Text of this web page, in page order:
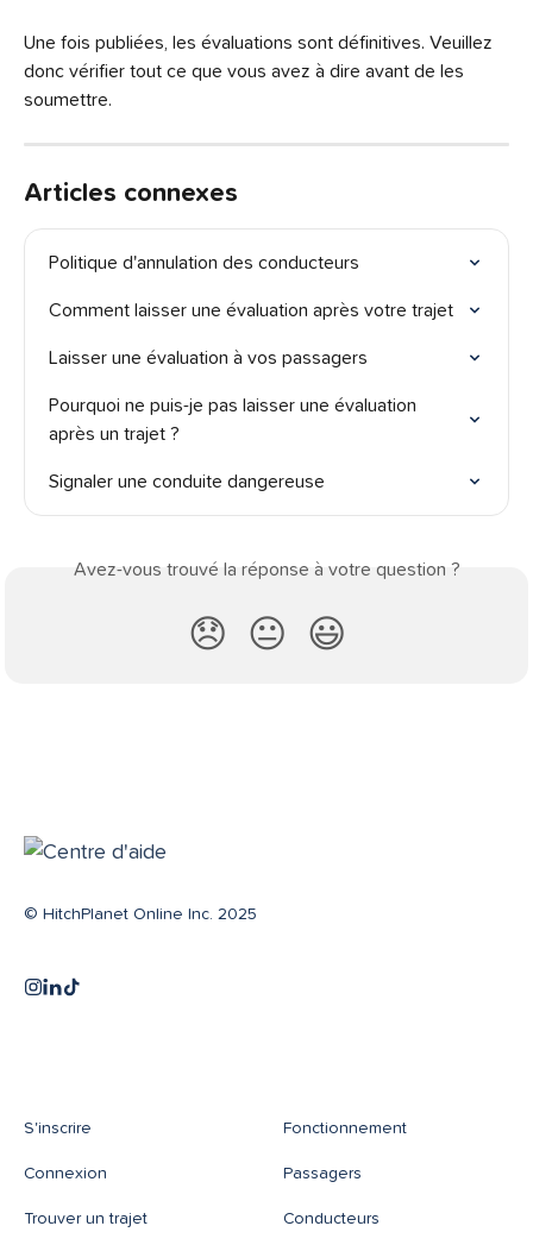
Une fois publiées, les évaluations sont définitives. Veuillez
donc vérifier tout ce que vous avez à dire avant de les
soumettre.
Articles connexes
Politique d'annulation des conducteurs
Comment laisser une évaluation après votre trajet
Laisser une évaluation à vos passagers
Pourquoi ne puis-je pas laisser une évaluation
après un trajet ?
Signaler une conduite dangereuse
Avez-vous trouvé la réponse à votre question ?
😞 😐 😃
© HitchPlanet Online Inc. 2025
S'inscrire
Connexion
Trouver un trajet
Fonctionnement
Passagers
Conducteurs